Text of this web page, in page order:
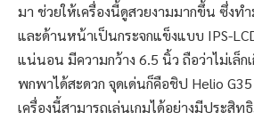
มา ช่วยให้เครื่องนี้ดูสวยงามมากขึ้น ซึ่งท
และด้านหน้าเป็นกระจกแข็งแบบ IPS-
แน่นอน มีความกว้าง 6.5 นิ้ว ถือว่าไม่เล็
พกพาได้สะดวก จุดเด่นก็คือชิป Helio
เครื่องนี้สามารถเล่นเกมได้อย่างมีประสิท